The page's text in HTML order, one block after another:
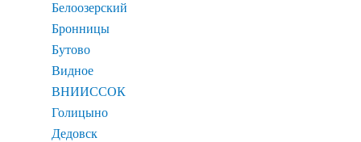
Белоозерский
Бронницы
Бутово
Видное
ВНИИССОК
Голицыно
Дедовск